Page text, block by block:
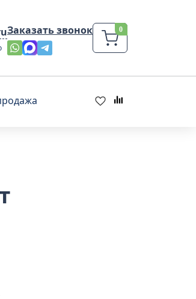
Заказать звонок